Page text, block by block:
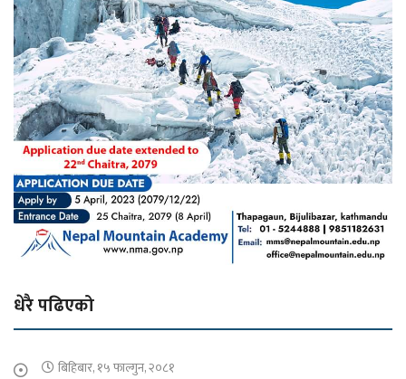
धेरै पढिएको
बिहिबार, १५ फाल्गुन, २०८१